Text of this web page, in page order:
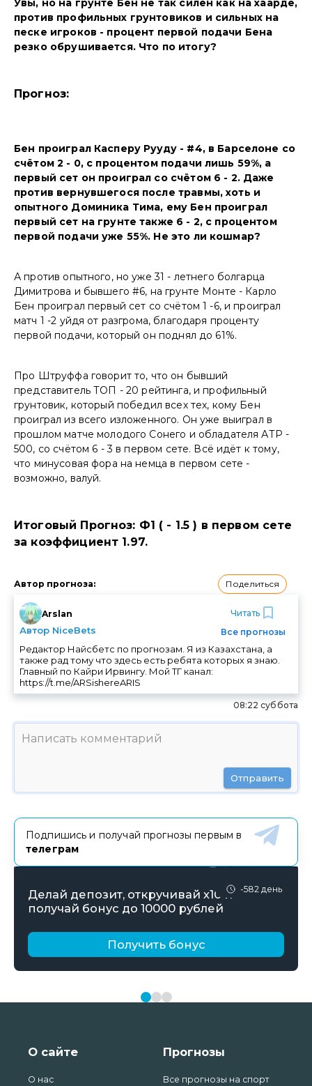
Увы, но на грунте Бен не так силён как на хаарде,
против профильных грунтовиков и сильных на
песке игроков - процент первой подачи Бена
резко обрушивается. Что по итогу?
Прогноз:
Бен проиграл Касперу Рууду - #4, в Барселоне со
счётом 2 - 0, с процентом подачи лишь 59%, а
первый сет он проиграл со счётом 6 - 2. Даже
против вернувшегося после травмы, хоть и
опытного Доминика Тима, ему Бен проиграл
первый сет на грунте также 6 - 2, с процентом
первой подачи уже 55%. Не это ли кошмар?
А против опытного, но уже 31 - летнего болгарца
Димитрова и бывшего #6, на грунте Монте - Карло
Бен проиграл первый сет со счётом 1 -6, и проиграл
матч 1 -2 уйдя от разгрома, благодаря проценту
первой подачи, который он поднял до 61%.
Про Штруффа говорит то, что он бывший
представитель ТОП - 20 рейтинга, и профильный
грунтовик, который победил всех тех, кому Бен
проиграл из всего изложенного. Он уже выиграл в
прошлом матче молодого Сонего и обладателя АТР -
500, со счётом 6 - 3 в первом сете. Всё идёт к тому,
что минусовая фора на немца в первом сете -
возможно, валуй.
Итоговый Прогноз: Ф1 ( - 1.5 ) в первом сете
за коэффициент 1.97.
Автор прогноза: Поделиться
Arslan
Автор NiceBets
Читать
Все прогнозы
Редактор Найсбетс по прогнозам. Я из Казахстана, а
также рад тому что здесь есть ребята которых я знаю.
Главный по Кайри Ирвингу. Мой ТГ канал:
https://t.me/ARSishereARIS
08:22 суббота
Отправить
Подпишись и получай прогнозы первым в
телеграм
-582 день
Делай депозит, откручивай х10 и
получай бонус до 10000 рублей
Получить бонус
О сайте
О нас
Прогнозы
Все прогнозы на спорт